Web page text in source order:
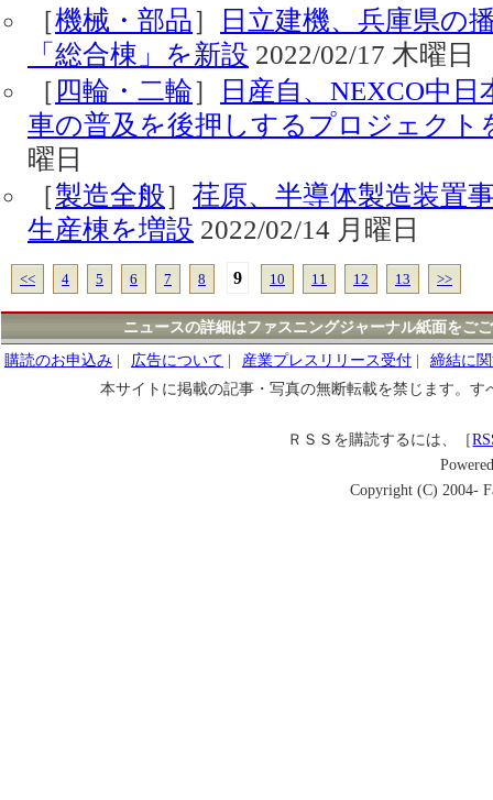
［機械・部品］
日立建機、兵庫県の
「総合棟」を新設 2022/02/17 木曜日
［ 四輪・二輪］
日産自、NEXCO中
車の普及を後押しするプロジェクト
曜日
［製造全般］ 荏原、半導体製造装置
生産棟を増設 2022/02/14 月曜日
<< 4 5 6 7 8 9 10 11 12 13 >>
ニュースの詳細はファスニングジャーナル紙面をご
購読のお申込み
広告について 産業プレスリリース受付
締結に
本サイトに掲載の記事・写真の無断転載を禁じます。
ＲＳＳを購読するには、［
Copyright (C) 2004-